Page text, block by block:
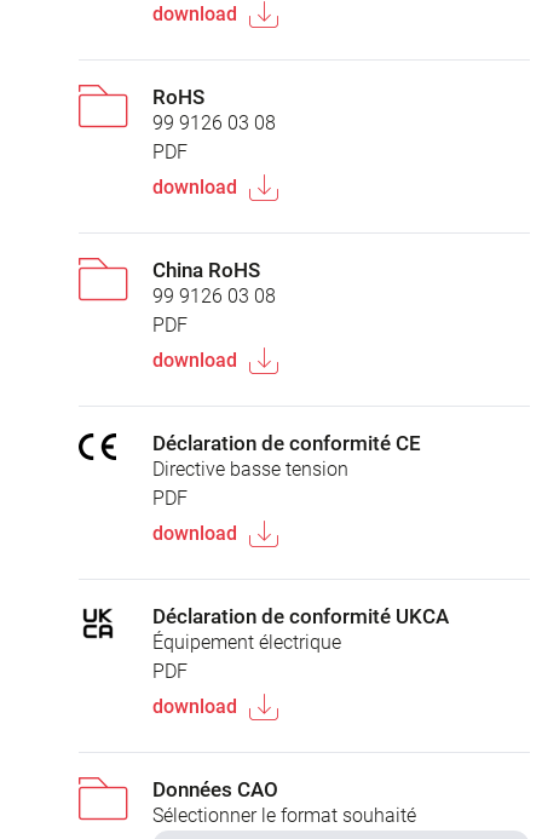
download
RoHS
99 9126 03 08
PDF
download
China RoHS
99 9126 03 08
PDF
download
Déclaration de conformité CE
Directive basse tension
PDF
download
Déclaration de conformité UKCA
Équipement électrique
PDF
download
Données CAO
Sélectionner le format souhaité